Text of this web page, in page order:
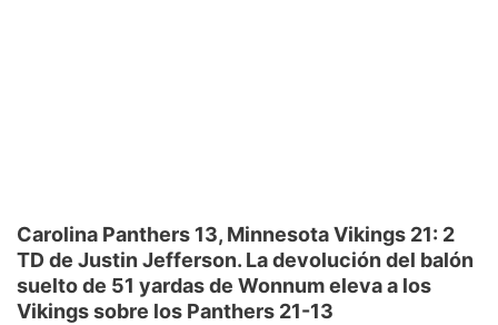
Carolina Panthers 13, Minnesota Vikings 21: 2
TD de Justin Jefferson. La devolución del balón
suelto de 51 yardas de Wonnum eleva a los
Vikings sobre los Panthers 21-13